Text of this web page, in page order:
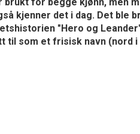
kjenner det i dag. Det ble
"Hero og
til som et frisisk navn (nord